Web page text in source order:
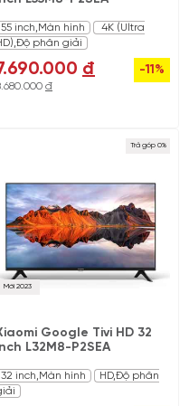
55 inch,Màn hình
4K (Ultra
phân giải
đ -11%
đ
Mới 2023
Trả góp 0%
Google Tivi HD 32
L32M8-P2SEA
32 inch,Màn hình
HD,Độ phân